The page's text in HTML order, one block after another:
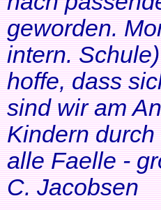
geworden.
intern.
hoffe, dass
sind wir am
Kindern
alle Faelle -
C. Jacobsen